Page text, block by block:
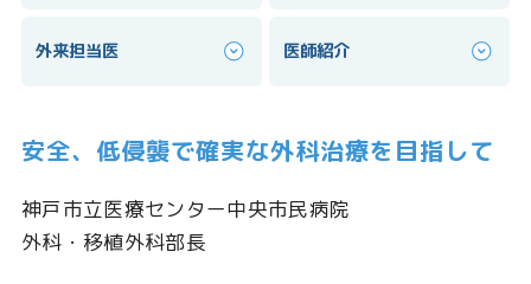
外来担当医 医師紹介
安全、低侵襲で確実な外科治療を目指して
神戸市立医療センター中央市民病院
外科・移植外科部長